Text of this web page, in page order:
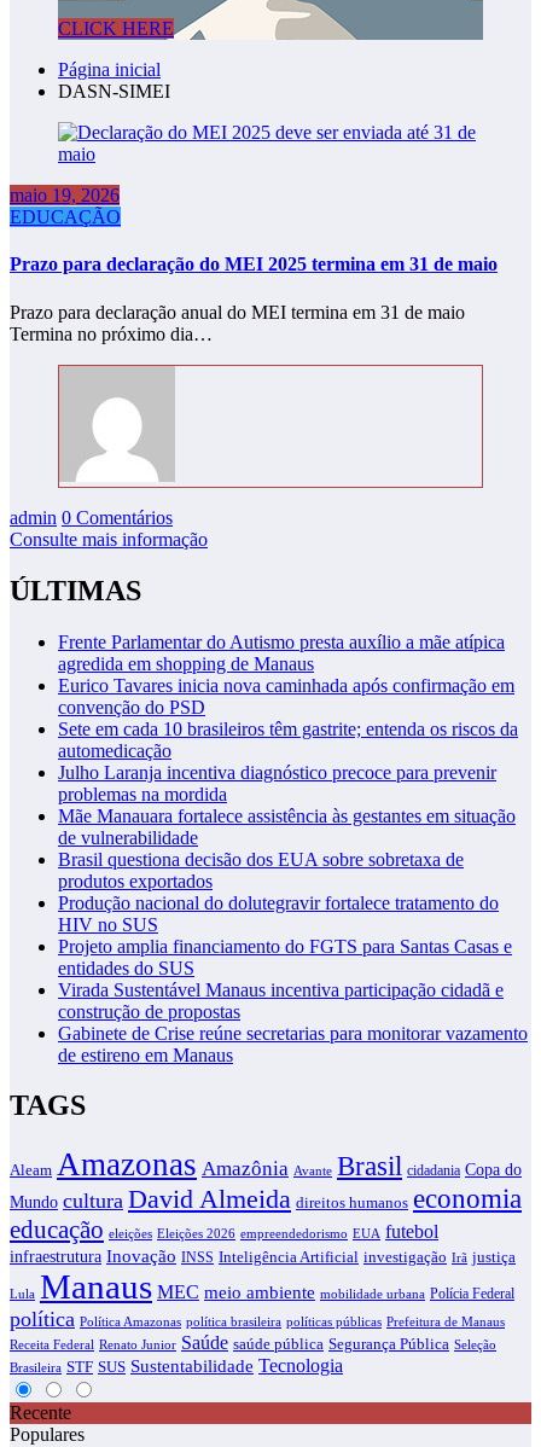
CLICK HERE
Página inicial
DASN-SIMEI
maio 19, 2026
EDUCAÇÃO
Prazo para declaração do MEI 2025 termina em 31 de maio
Prazo para declaração anual do MEI termina em 31 de maio
Termina no próximo dia…
admin 0 Comentários
Consulte mais informação
ÚLTIMAS
Frente Parlamentar do Autismo presta auxílio a mãe atípica
agredida em shopping de Manaus
Eurico Tavares inicia nova caminhada após confirmação em
convenção do PSD
Sete em cada 10 brasileiros têm gastrite; entenda os riscos da
automedicação
Julho Laranja incentiva diagnóstico precoce para prevenir
problemas na mordida
Mãe Manauara fortalece assistência às gestantes em situação
de vulnerabilidade
Brasil questiona decisão dos EUA sobre sobretaxa de
produtos exportados
Produção nacional do dolutegravir fortalece tratamento do
HIV no SUS
Projeto amplia financiamento do FGTS para Santas Casas e
entidades do SUS
Virada Sustentável Manaus incentiva participação cidadã e
construção de propostas
Gabinete de Crise reúne secretarias para monitorar vazamento
de estireno em Manaus
TAGS
Aleam Amazonas Amazônia Avante Brasil cidadania Copa do
Mundo cultura David Almeida direitos humanos economia
educação eleições Eleições 2026 empreendedorismo EUA futebol
infraestrutura Inovação INSS Inteligência Artificial investigação Irã justiça
Lula Manaus MEC meio ambiente mobilidade urbana Polícia Federal
política Política Amazonas política brasileira políticas públicas Prefeitura de Manaus
Receita Federal Renato Junior Saúde saúde pública Segurança Pública Seleção
Brasileira STF SUS Sustentabilidade Tecnologia
Recente
Populares